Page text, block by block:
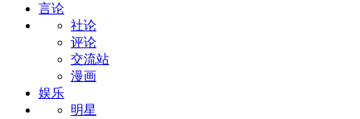
言论
社论
评论
交流站
漫画
娱乐
明星